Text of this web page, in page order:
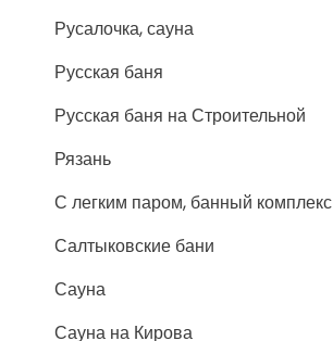
Русалочка, сауна
Русская баня
Русская баня на Строительной
Рязань
С легким паром, банный комплекс
Салтыковские бани
Сауна
Сауна на Кирова